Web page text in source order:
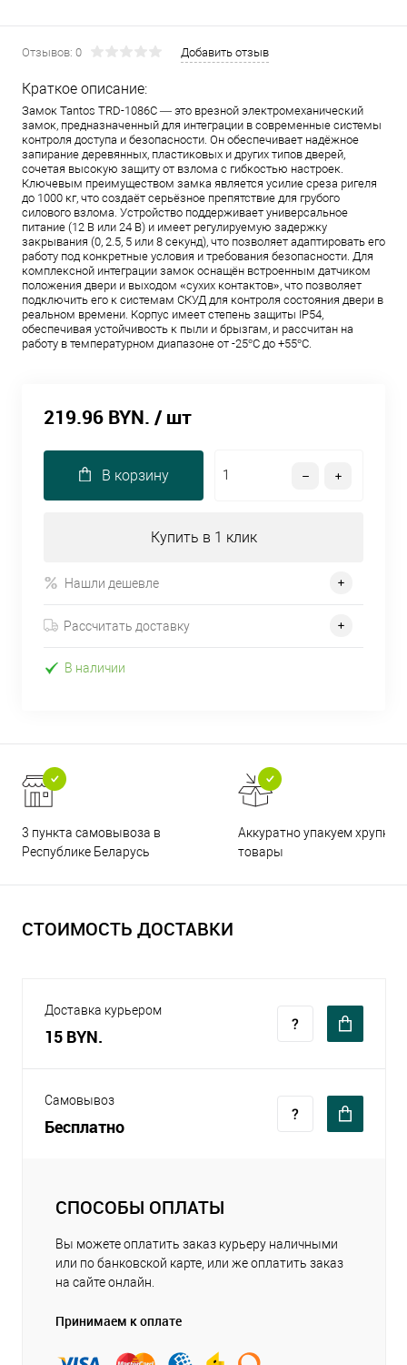
Отзывов: 0 Добавить отзыв
Краткое описание:
Замок Tantos TRD-1086C — это врезной электромеханический
замок, предназначенный для интеграции в современные системы
контроля доступа и безопасности. Он обеспечивает надёжное
запирание деревянных, пластиковых и других типов дверей,
сочетая высокую защиту от взлома с гибкостью настроек.
Ключевым преимуществом замка является усилие среза ригеля
до 1000 кг, что создаёт серьёзное препятствие для грубого
силового взлома. Устройство поддерживает универсальное
питание (12 В или 24 В) и имеет регулируемую задержку
закрывания (0, 2.5, 5 или 8 секунд), что позволяет адаптировать его
работу под конкретные условия и требования безопасности. Для
комплексной интеграции замок оснащён встроенным датчиком
положения двери и выходом «сухих контактов», что позволяет
подключить его к системам СКУД для контроля состояния двери в
реальном времени. Корпус имеет степень защиты IP54,
обеспечивая устойчивость к пыли и брызгам, и рассчитан на
работу в температурном диапазоне от -25°C до +55°C.
219.96 BYN. / шт
В корзину
Купить в 1 клик
Нашли дешевле
Рассчитать доставку
В наличии
3 пункта самовывоза в
Республике Беларусь
Аккуратно упакуем хрупкие
товары
СТОИМОСТЬ ДОСТАВКИ
Доставка курьером
15 BYN.
Самовывоз
Бесплатно
СПОСОБЫ ОПЛАТЫ
Вы можете оплатить заказ курьеру наличными
или по банковской карте, или же оплатить заказ
на сайте онлайн.
Принимаем к оплате